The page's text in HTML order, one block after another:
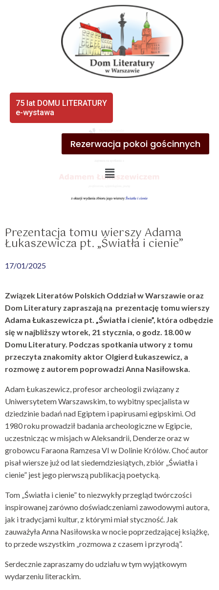
75 lat DOMU LITERATURY
e-wystawa
Rezerwacja pokoi gościnnych
Prezentacja tomu wierszy Adama
Łukaszewicza pt. „Światła i cienie”
17/01/2025
Związek Literatów Polskich Oddział w Warszawie oraz
Dom Literatury zapraszają na prezentację tomu wierszy
Adama Łukaszewicza pt. „Światła i cienie”, która odbędzie
się w najbliższy wtorek, 21 stycznia, o godz. 18.00 w
Domu Literatury. Podczas spotkania utwory z tomu
przeczyta znakomity aktor Olgierd Łukaszewicz, a
rozmowę z autorem poprowadzi Anna Nasiłowska.
Adam Łukaszewicz, profesor archeologii związany z
Uniwersytetem Warszawskim, to wybitny specjalista w
dziedzinie badań nad Egiptem i papirusami egipskimi. Od
1980 roku prowadził badania archeologiczne w Egipcie,
uczestnicząc w misjach w Aleksandrii, Denderze oraz w
grobowcu Faraona Ramzesa VI w Dolinie Królów. Choć autor
pisał wiersze już od lat siedemdziesiątych, zbiór „Światła i
cienie” jest jego pierwszą publikacją poetycką.
Tom „Światła i cienie” to niezwykły przegląd twórczości
inspirowanej zarówno doświadczeniami zawodowymi autora,
jak i tradycjami kultur, z którymi miał styczność. Jak
zauważyła Anna Nasiłowska w nocie poprzedzającej książkę,
to przede wszystkim „rozmowa z czasem i przyrodą”.
Serdecznie zapraszamy do udziału w tym wyjątkowym
wydarzeniu literackim.